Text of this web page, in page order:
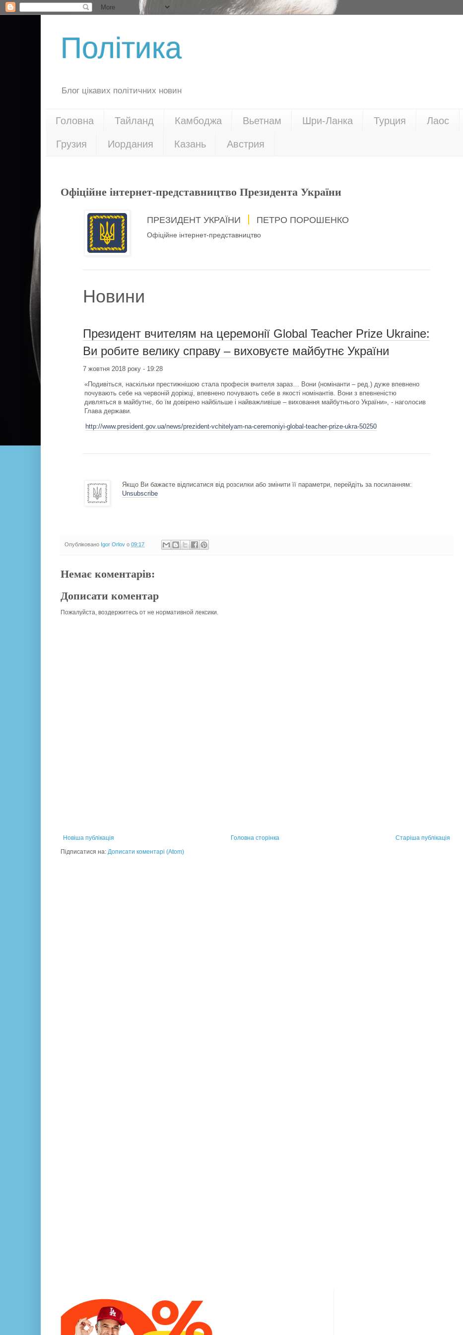
Політика
Блог цікавих політичних новин
Головна Тайланд Камбоджа Вьетнам Шри-Ланка Турция Лаос
Грузия Иордания Казань Австрия
Офіційне інтернет-представництво Президента України
ПРЕЗИДЕНТ УКРАЇНИ ПЕТРО ПОРОШЕНКО
Офіційне інтернет-представництво
Новини
Президент вчителям на церемонії Global Teacher Prize Ukraine:
Ви робите велику справу – виховуєте майбутнє України
7 жовтня 2018 року - 19:28
«Подивіться, наскільки престижнішою стала професія вчителя зараз… Вони (номінанти – ред.) дуже впевнено
почувають себе на червоній доріжці, впевнено почувають себе в якості номінантів. Вони з впевненістю
дивляться в майбутнє, бо їм довірено найбільше і найважливіше – виховання майбутнього України», - наголосив
Глава держави.
http://www.president.gov.ua/news/prezident-vchitelyam-na-ceremoniyi-global-teacher-prize-ukra-50250
Якщо Ви бажаєте відписатися від розсилки або змінити її параметри, перейдіть за посиланням:
Unsubscribe
Опубліковано Igor Orlov о 09:17
Немає коментарів:
Дописати коментар
Пожалуйста, воздержитесь от не нормативной лексики.
Новіша публікація Старіша публікація
Головна сторінка
Підписатися на: Дописати коментарі (Atom)